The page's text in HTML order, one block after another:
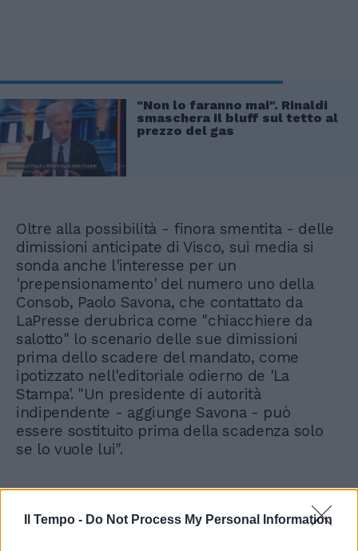
Il Tempo - Do Not Process My Personal Information
"Non lo faranno mai". Rinaldi
smaschera il bluff sul tetto al
prezzo del gas
Oltre alla possibilità - finora smentita - delle
dimissioni anticipate di Visco, sui media si
sonda anche l'interesse per un
'prepensionamento' del numero uno della
Consob, Paolo Savona, che contattato da
LaPresse derubrica come "chiacchiere da
salotto" lo scenario delle sue dimissioni
prima dello scadere del mandato, come
ipotizzato nell'editoriale odierno de 'La
Stampa'. "Un presidente di autorità
indipendente - aggiunge Savona - può
essere sostituito prima della scadenza solo
se lo vuole lui".